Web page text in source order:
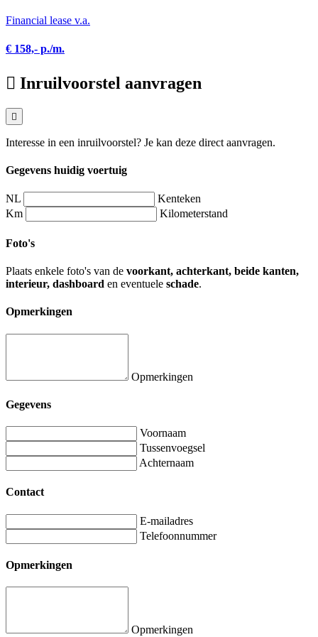
Financial lease v.a.
€ 158,- p./m.
Inruilvoorstel aanvragen
Interesse in een inruilvoorstel? Je kan deze direct aanvragen.
Gegevens huidig voertuig
NL
Kenteken
Km
Kilometerstand
Foto's
Plaats enkele foto's van de voorkant, achterkant, beide kanten,
interieur, dashboard en eventuele schade.
Opmerkingen
Opmerkingen
Gegevens
Voornaam
Tussenvoegsel
Achternaam
Contact
E-mailadres
Telefoonnummer
Opmerkingen
Opmerkingen